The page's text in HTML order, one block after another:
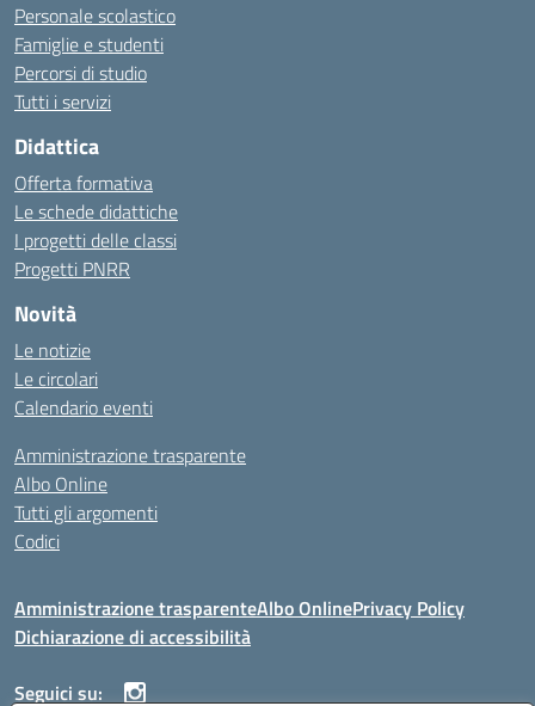
Personale scolastico
Famiglie e studenti
Percorsi di studio
Tutti i servizi
Didattica
Offerta formativa
Le schede didattiche
I progetti delle classi
Progetti PNRR
Novità
Le notizie
Le circolari
Calendario eventi
Amministrazione trasparente
Albo Online
Tutti gli argomenti
Codici
Amministrazione trasparenteAlbo OnlinePrivacy Policy
Dichiarazione di accessibilità
Seguici su: